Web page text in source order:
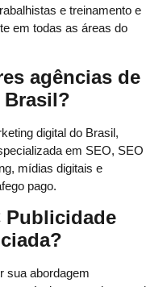
e treinamento e
em todas as áreas do
agências de
digital do Brasil,
em SEO, SEO
mídias digitais e
pago.
Publicidade
sua abordagem